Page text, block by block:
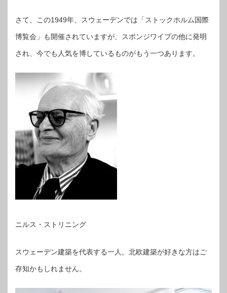
さて、この1949年、スウェーデンでは「ストックホルム国際
博覧会」も開催されていますが、スポンジワイプの他に発明
され、今でも人気を博しているものがもう一つあります。
ニルス・ストリニング
スウェーデン建築を代表する一人。北欧建築が好きな方はご
存知かもしれません。